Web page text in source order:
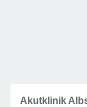
Akutklinik